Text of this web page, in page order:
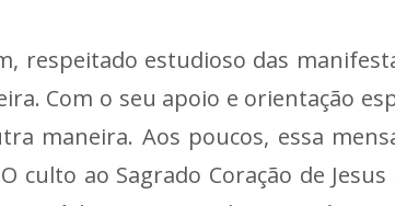
respeitado estudioso das
Com o seu apoio e orientação
maneira. Aos poucos, essa
culto ao Sagrado Coração de